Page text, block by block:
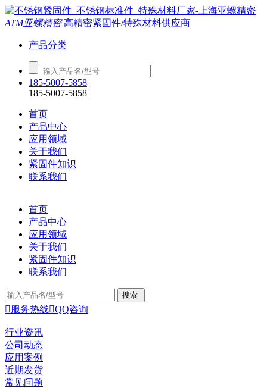
ATM亚螺精密高精密紧固件/特殊材料供应商
产品分类
185-5007-5858
185-5007-5858
首页
产品中心
应用领域
关于我们
紧固件知识
联系我们
首页
产品中心
应用领域
关于我们
紧固件知识
联系我们
 服务热线QQ咨询
行业资讯
公司动态
应用案例
近期发货
常见问题